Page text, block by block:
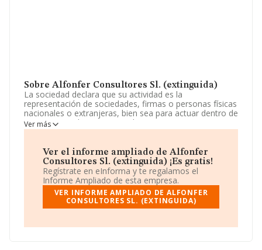
Sobre Alfonfer Consultores Sl. (extinguida)
La sociedad declara que su actividad es la
representación de sociedades, firmas o personas físicas
nacionales o extranjeras, bien sea para actuar dentro de
españa o en el extranjero. -el asesoramiento tecnico a
otras empresas; la realización de estudios por
mercantiles,. La empresa es una Sociedad Limitada. La
actividad de referencia CNAE corresponde a 'Otras
actividades de apoyo a las empresas n.c.o.p.', cuyo
Código es 8299. La sociedad no tiene actividad en
mercados exteriores.
La empresa españolaAlfonfer Consultores S.L.
establecido en Calle Alto Del Leon núm. 12 6 A, (28038),
Ver más
Ver el informe ampliado de Alfonfer
Consultores Sl. (extinguida) ¡Es gratis!
Regístrate en eInforma y te regalamos el
Informe Ampliado de esta empresa.
VER INFORME AMPLIADO DE ALFONFER
CONSULTORES SL. (EXTINGUIDA)